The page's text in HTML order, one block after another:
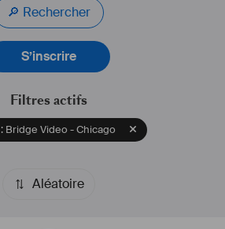
🔎 Rechercher
S’inscrire
Filtres actifs
Bridge Video - Chicago
Aléatoire